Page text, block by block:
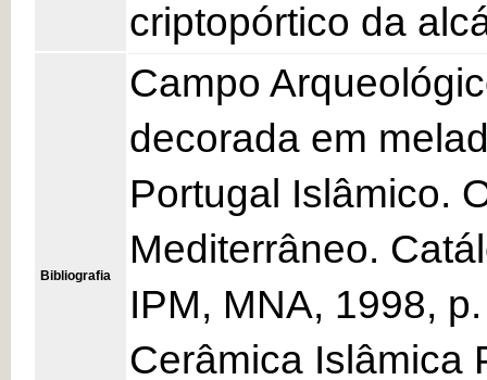
criptopórtico da
Bibliografia
Campo
decorada em
Portugal Islâmico.
Mediterrâneo.
IPM, MNA, 1998,
Cerâmica Islâmica